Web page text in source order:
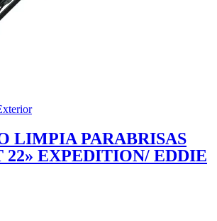
LIMPIA PARABRISAS
22» EXPEDITION/ EDDIE